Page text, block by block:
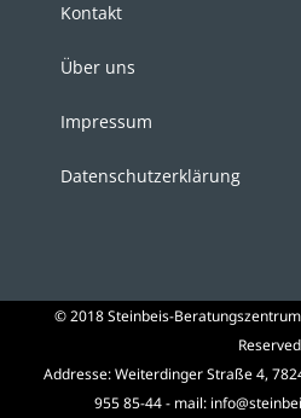
Kontakt
Über uns
Impressum
Datenschutzerklärung
© 2018 Steinbeis-
Addresse: Weiterdinger Straße 4,
955 85-44 - mail: